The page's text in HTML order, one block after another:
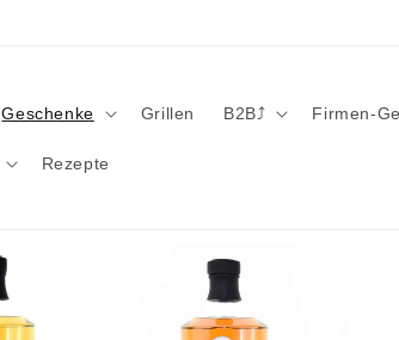
Geschenke Grillen B2B⤴︎ Firmen-
Rezepte